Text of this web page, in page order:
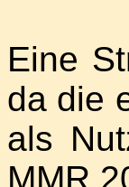
Eine
da die
als
MMR